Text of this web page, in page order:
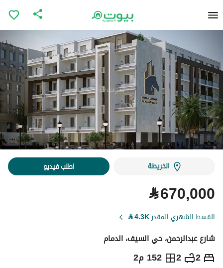
الخريطة اطلب فيديو
⃁670,000
القسط الشهري المقدر4.3K
⃁
شارع عبدالرحمن، حي السيف، الدمام
2
2 152 م2 ⃁
670,000